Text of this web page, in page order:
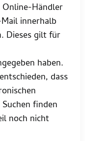
Händler
innerhalb
Dieses gilt für
haben.
dass
finden
noch nicht